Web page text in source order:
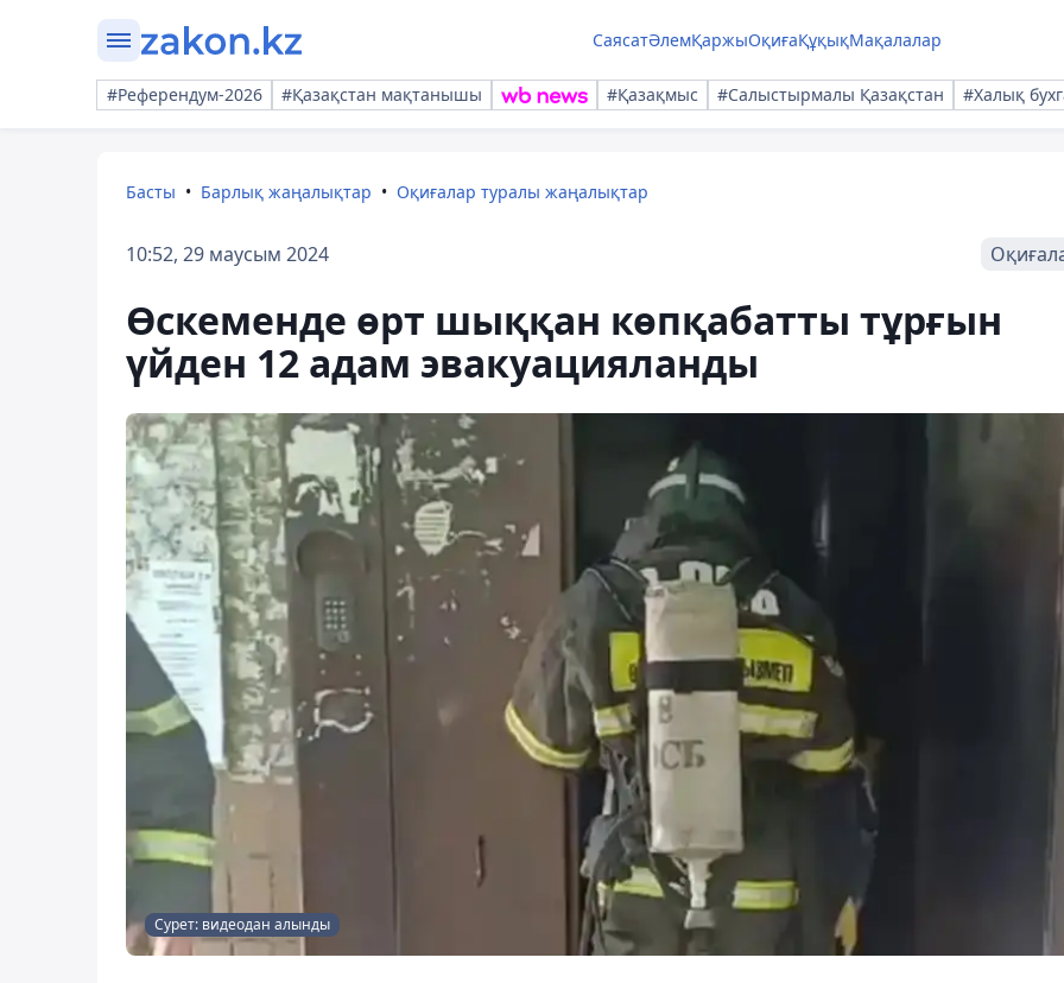
СаясатӘлемҚаржыОқиғаҚұқықМақалалар
#Референдум-2026 #Қазақстан мақтанышы #Қазақмыс #Салыстырмалы Қазақстан #Халық
Басты Барлық жаңалықтар Оқиғалар туралы жаңалықтар
10:52, 29 маусым 2024
Өскеменде өрт шыққан көпқабатты тұрғын
үйден 12 адам эвакуацияланды
Сурет: видеодан алынды